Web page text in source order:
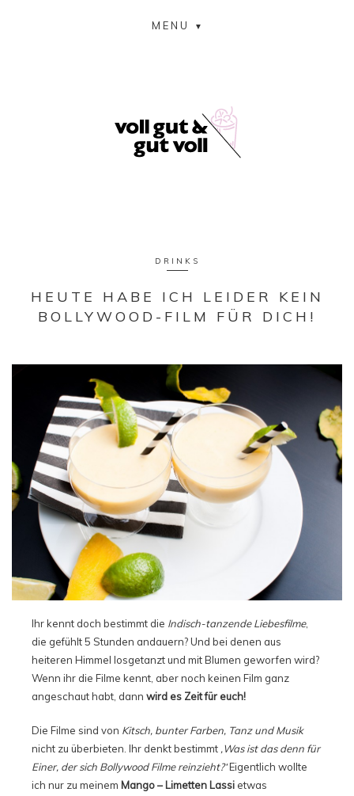
MENU
DRINKS
HEUTE HABE ICH LEIDER KEIN
BOLLYWOOD-FILM FÜR DICH!
Ihr kennt doch bestimmt die Indisch-tanzende Liebesfilme,
die gefühlt 5 Stunden andauern? Und bei denen aus
heiteren Himmel losgetanzt und mit Blumen geworfen wird?
Wenn ihr die Filme kennt, aber noch keinen Film ganz
angeschaut habt, dann wird es Zeit für euch!
Die Filme sind von Kitsch, bunter Farben, Tanz und Musik
nicht zu überbieten. Ihr denkt bestimmt ‚Was ist das denn für
Einer, der sich Bollywood Filme reinzieht?‘Eigentlich wollte
ich nur zu meinem Mango – Limetten Lassi etwas